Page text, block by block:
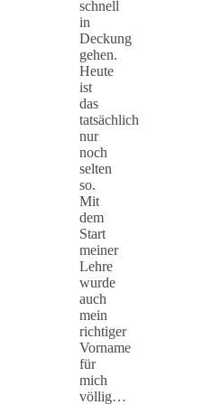
schnell
in
Deckung
gehen.
Heute
ist
das
tatsächlich
nur
noch
selten
so.
Mit
dem
Start
meiner
Lehre
wurde
auch
mein
richtiger
Vorname
für
mich
völlig…